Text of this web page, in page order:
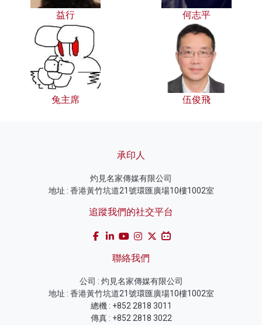
益行 何志平
兔主席 伍俊飛
承印人
灼見名家傳媒有限公司
地址 : 香港黃竹坑道21號環匯廣場10樓1002室
追蹤我們的社交平台
聯絡我們
公司 : 灼見名家傳媒有限公司
地址 : 香港黃竹坑道21號環匯廣場10樓1002室
總機 : +852 2818 3011
傳真 : +852 2818 3022